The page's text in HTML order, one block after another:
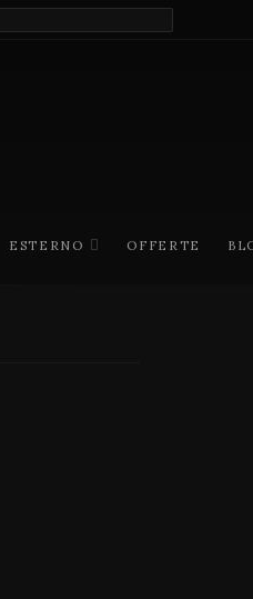
ESTERNO OFFERTE